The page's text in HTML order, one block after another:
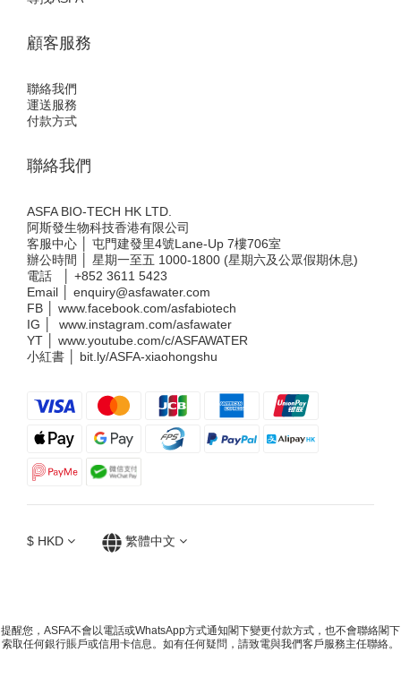
顧客服務
聯絡我們
運送服務
付款方式
聯絡我們
ASFA BIO-TECH HK LTD.
阿斯發生物科技香港有限公司
客服中心 │ 屯門建發里4號Lane-Up 7樓706室
辦公時間 │ 星期一至五 1000-1800 (星期六及公眾假期休息)
電話 │ +852 3611 5423
Email │ enquiry@asfawater.com
FB │ www.facebook.com/asfabiotech
IG │ www.instagram.com/asfawater
YT │ www.youtube.com/c/ASFAWATER
小紅書 │ bit.ly/ASFA-xiaohongshu
$ HKD 繁體中文
提醒您，ASFA不會以電話或WhatsApp方式通知閣下變更付款方式，也不會聯絡閣下
索取任何銀行賬戶或信用卡信息。如有任何疑問，請致電與我們客戶服務主任聯絡。